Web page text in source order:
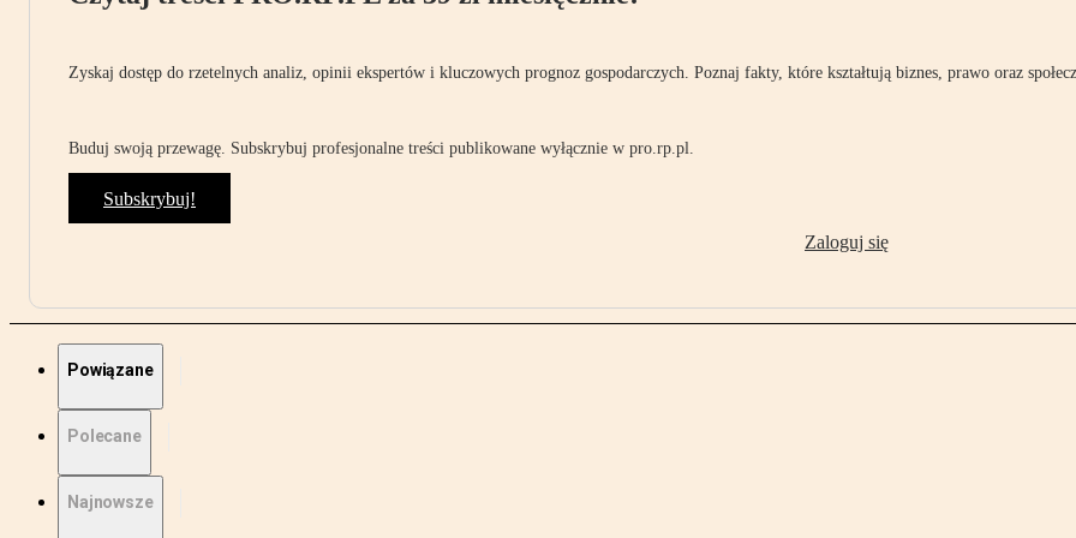
Zyskaj dostęp do rzetelnych analiz, opinii ekspertów i kluczowych prognoz gospodarczych. Poznaj fakty, które kształtują biznes, prawo oraz
Buduj swoją przewagę. Subskrybuj profesjonalne treści publikowane wyłącznie w pro.rp.pl.
Subskrybuj!
Zaloguj się
Powiązane
Polecane
Najnowsze